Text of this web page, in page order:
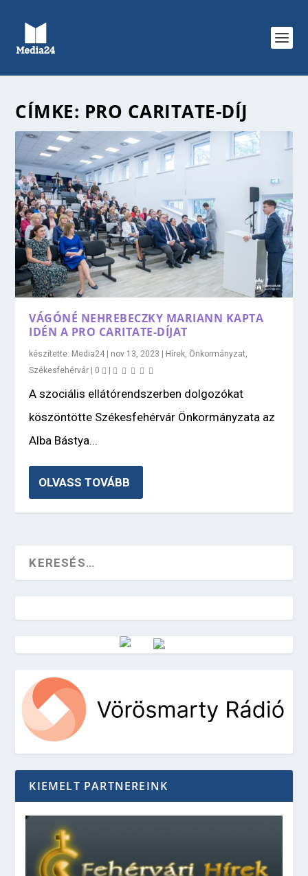
CÍMKE: PRO CARITATE-DÍJ
VÁGÓNÉ NEHREBECZKY MARIANN KAPTA
IDÉN A PRO CARITATE-DÍJAT
készítette: Media24 | nov 13, 2023 | Hírek Önkormányzat
Székesfehérvár | 0 |
A szociális ellátórendszerben dolgozókat
köszöntötte Székesfehérvár Önkormányzata az
Alba Bástya...
OLVASS TOVÁBB
Vörösmarty Rádió
KIEMELT PARTNEREINK